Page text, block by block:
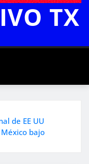
TX
de EE UU
bajo